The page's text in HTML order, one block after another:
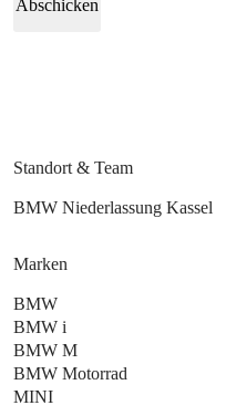
Abschicken